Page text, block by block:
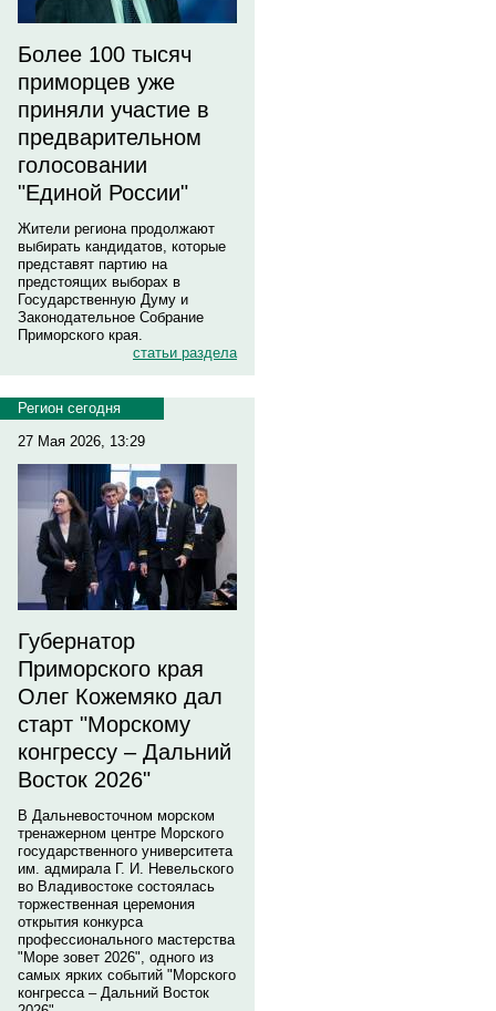
Более 100 тысяч
приморцев уже
приняли участие в
предварительном
голосовании
"Единой России"
Жители региона продолжают
выбирать кандидатов, которые
представят партию на
предстоящих выборах в
Государственную Думу и
Законодательное Собрание
Приморского края.
статьи раздела
Регион сегодня
27 Мая 2026, 13:29
Губернатор
Приморского края
Олег Кожемяко дал
старт "Морскому
конгрессу – Дальний
Восток 2026"
В Дальневосточном морском
тренажерном центре Морского
государственного университета
им. адмирала Г. И. Невельского
во Владивостоке состоялась
торжественная церемония
открытия конкурса
профессионального мастерства
"Море зовет 2026", одного из
самых ярких событий "Морского
конгресса – Дальний Восток